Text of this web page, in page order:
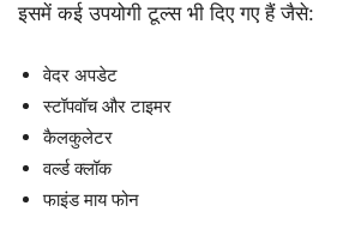
इसमें कई उपयोगी टूल्स भी दिए गए हैं जैसे:
वेदर अपडेट
स्टॉपवॉच और टाइमर
कैलकुलेटर
वर्ल्ड क्लॉक
फाइंड माय फोन